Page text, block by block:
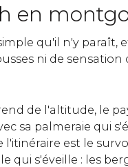
en
qu'il n'y paraît,
ni de
de l'altitude, le
sa palmeraie qui
l'itinéraire est le
qui s'éveille : les